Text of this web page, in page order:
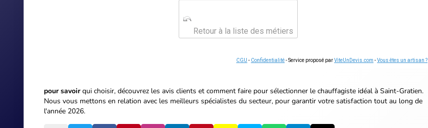
Retour à la liste des métiers
CGU - Confidentialité- Service proposé parViteUnDevis.com -Vous êtes un artisan ?
pour savoirqui choisir, découvrez les avis clients et comment faire pour sélectionner le chauffagiste idéal à Saint-Gratien.
Nous vous mettons en relation avec les meilleurs spécialistes du secteur, pour garantir votre satisfaction tout au long de
l'année 2026.